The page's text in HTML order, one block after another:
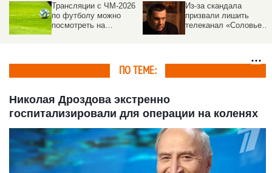
Трансляции с ЧМ-2026
по футболу можно
посмотреть на
Из-за скандала
призвали лишить
телеканал «Соловьев
ПО ТЕМЕ:
Николая Дроздова экстренно
госпитализировали для операции на коленях